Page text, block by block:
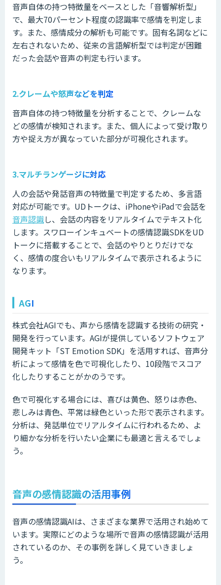
音声自体の持つ特徴量をベースとした「音響解析型」
で、最大70パーセント程度の認識率で感情を判定しま
す。また、感情成分の解析も可能です。固有名詞などに
左右されないため、従来の言語解析型では判定が困難
だった会話や音声の判定も行います。
2.クレームや怒声などを判定
音声自体の持つ特徴量を分析することで、クレームな
どの感情が検知されます。また、個人によって受け取り
方や捉え方が異なっていた部分が可視化されます。
3.マルチランゲージに対応
人の会話や発話音声の特徴量で判定するため、多言語
対応が可能です。UDトークは、iPhoneやiPadで会話を
音声認識し、会話の内容をリアルタイムでテキスト化
します。スワローインキュベートの感情認識SDKをUD
トークに搭載することで、会話のやりとりだけでな
く、感情の度合いもリアルタイムで表示されるように
なります。
AGI
株式会社AGIでも、声から感情を認識する技術の研究・
開発を行っています。AGIが提供しているソフトウェア
開発キット「ST Emotion SDK」を活用すれば、音声分
析によって感情を色で可視化したり、10段階でスコア
化したりすることがかのうです。
色で可視化する場合には、喜びは黄色、怒りは赤色、
悲しみは青色、平常は緑色といった形で表示されます。
分析は、発話単位でリアルタイムに行われるため、よ
り細かな分析を行いたい企業にも最適と言えるでしょ
う。
音声の感情認識の活用事例
音声の感情認識AIは、さまざまな業界で活用され始めて
います。実際にどのような場所で音声の感情認識が活用
されているのか、その事例を詳しく見ていきましょ
う。